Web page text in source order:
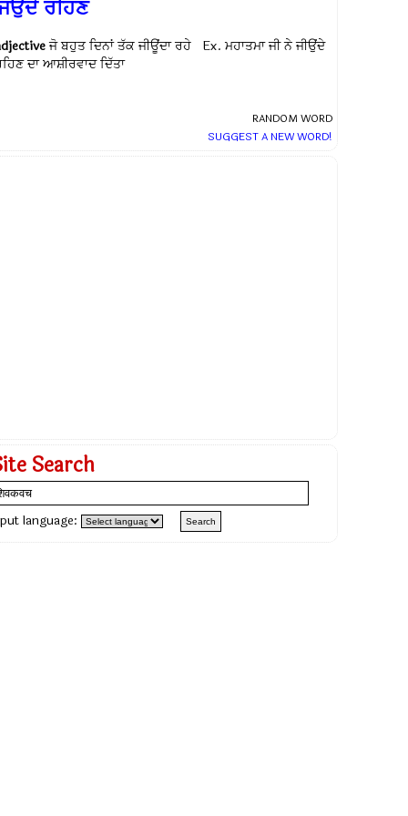
ਰਹਿਣ
ਜੋ ਬਹੁਤ ਦਿਨਾਂ ਤੱਕ ਜੀਊਂਦਾ ਰਹੇ Ex. ਮਹਾਤਮਾ ਜੀ ਨੇ ਜੀਉਂਦੇ
ਦਾ ਆਸ਼ੀਰਵਾਦ ਦਿੱਤਾ
RANDOM WORD
SUGGEST A NEW WORD!
Search
language: